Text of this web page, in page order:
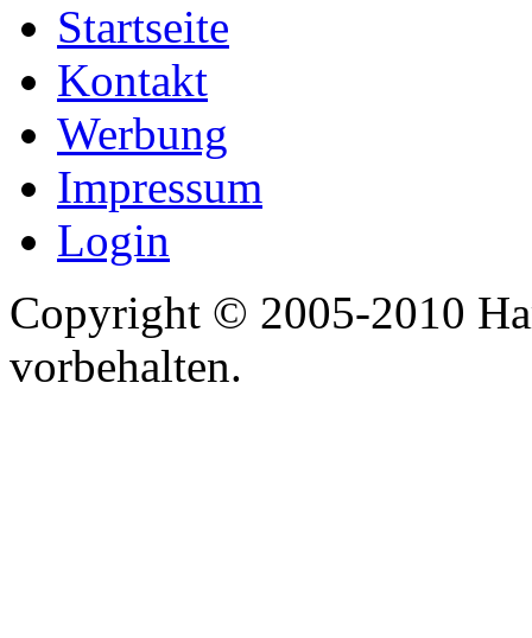
Startseite
Kontakt
Werbung
Impressum
Login
Copyright © 2005-2010
vorbehalten.